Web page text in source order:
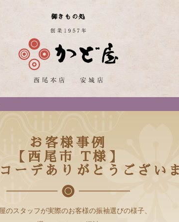
御きもの処
お客様事例
【西尾市 T様】
ーデありがとうござい
のスタッフが実際のお客様の振袖選びの様子、